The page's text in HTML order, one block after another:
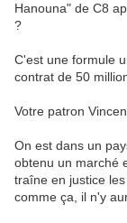
Hanouna" de C8
?
C'est une formule
contrat de 50
Votre patron
On est dans un
obtenu un marché
traîne en justice
comme ça, il n'y